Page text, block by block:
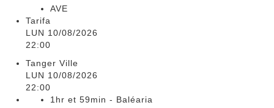
AVE
Tarifa
LUN 10/08/2026
22:00
Tanger Ville
LUN 10/08/2026
22:00
1hr et 59min - Baléaria